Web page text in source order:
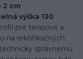
cm
výška 130
pre terasové a
na rektifikačných
správnemu